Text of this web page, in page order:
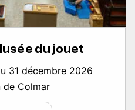
du jouet
31 décembre 2026
de Colmar